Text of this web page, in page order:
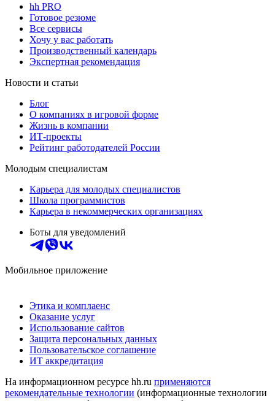
hh PRO
Готовое резюме
Все сервисы
Хочу у вас работать
Производственный календарь
Экспертная рекомендация
Новости и статьи
Блог
О компаниях в игровой форме
Жизнь в компании
ИТ-проекты
Рейтинг работодателей России
Молодым специалистам
Карьера для молодых специалистов
Школа программистов
Карьера в некоммерческих организациях
Боты для уведомлений
Мобильное приложение
Этика и комплаенс
Оказание услуг
Использование сайтов
Защита персональных данных
Пользовательское соглашение
ИТ аккредитация
На информационном ресурсе hh.ru применяются
рекомендательные технологии (информационные технологии